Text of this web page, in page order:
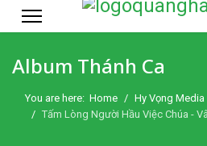
Album Thánh Ca
You are here: Home Hy Vọng Media
Tấm Lòng Người Hầu Việc Chúa -